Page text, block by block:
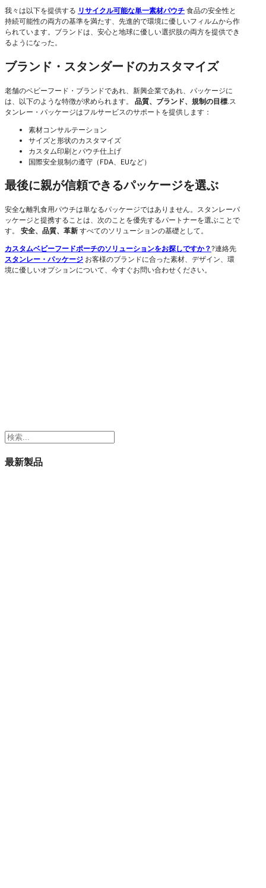
我々は以下を提供する リサイクル可能な単一素材パウチ食品の安全性と
持続可能性の両方の基準を満たす、先進的で環境に優しいフィルムから作
られています。ブランドは、安心と地球に優しい選択肢の両方を提供でき
るようになった。
ブランド・スタンダードのカスタマイズ
老舗のベビーフード・ブランドであれ、新興企業であれ、パッケージに
は、以下のような特徴が求められます。 品質、ブランド、規制の目標.ス
タンレー・パッケージはフルサービスのサポートを提供します：
素材コンサルテーション
サイズと形状のカスタマイズ
カスタム印刷とパウチ仕上げ
国際安全規制の遵守（FDA、EUなど）
最後に親が信頼できるパッケージを選ぶ
安全な離乳食用パウチは単なるパッケージではありません。スタンレーパ
ッケージと提携することは、次のことを優先するパートナーを選ぶことで
す。 安全、品質、革新すべてのソリューションの基礎として。
カスタムベビーフードポーチのソリューションをお探しですか？?連絡先
スタンレー・パッケージ お客様のブランドに合った素材、デザイン、環
境に優しいオプションについて、今すぐお問い合わせください。
検
索
最新製品